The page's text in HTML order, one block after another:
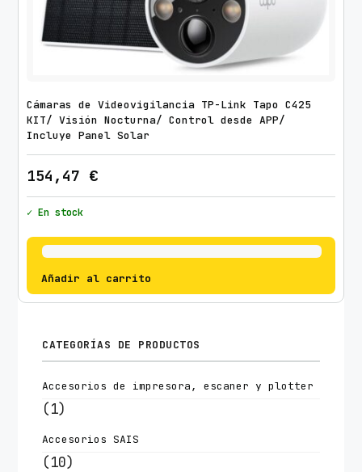
Cámaras de Videovigilancia TP-Link Tapo C425
KIT/ Visión Nocturna/ Control desde APP/
Incluye Panel Solar
154,47 €
✓ En stock
Añadir al carrito
CATEGORÍAS DE PRODUCTOS
Accesorios de impresora, escaner y plotter
(1)
Accesorios SAIS
(10)